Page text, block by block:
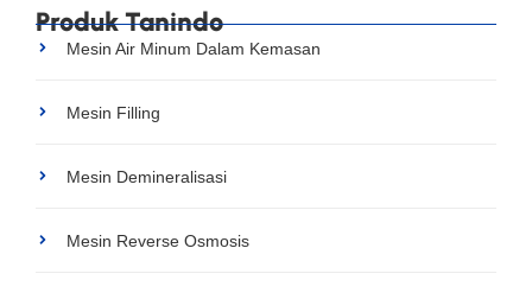
Produk Tanindo
Mesin Air Minum Dalam Kemasan
Mesin Filling
Mesin Demineralisasi
Mesin Reverse Osmosis